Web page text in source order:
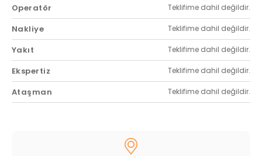
Operatör
Teklifime dahil değildir.
Nakliye Teklifime dahil değildir.
Yakıt Teklifime dahil değildir.
Ekspertiz Teklifime dahil değildir.
Ataşman Teklifime dahil değildir.